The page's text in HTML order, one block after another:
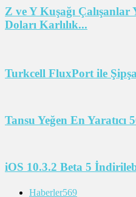
Z ve Y Kuşağı
Doları Karlılık...
Turkcell FluxPort ile
Tansu Yeğen En Yaratıcı
iOS 10.3.2 Beta 5
Haberler569